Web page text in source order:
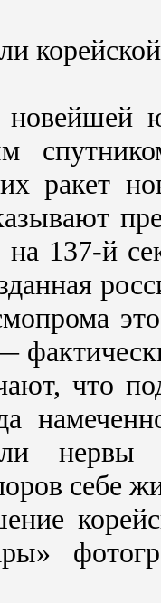
новейшей
ракет
на 137-й
что
себе